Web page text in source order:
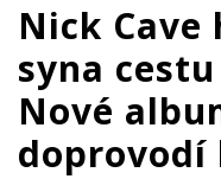
Nick
syna
Nové